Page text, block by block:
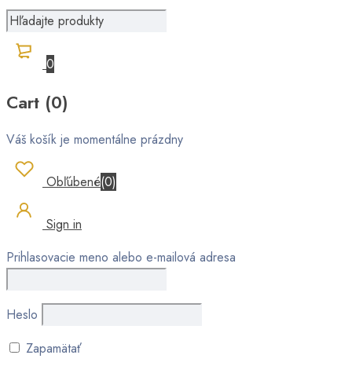
0
Cart (0)
Váš košík je momentálne prázdny
Obľúbené(0)
Sign in
Prihlasovacie meno alebo e-mailová adresa
Heslo
Zapamätať